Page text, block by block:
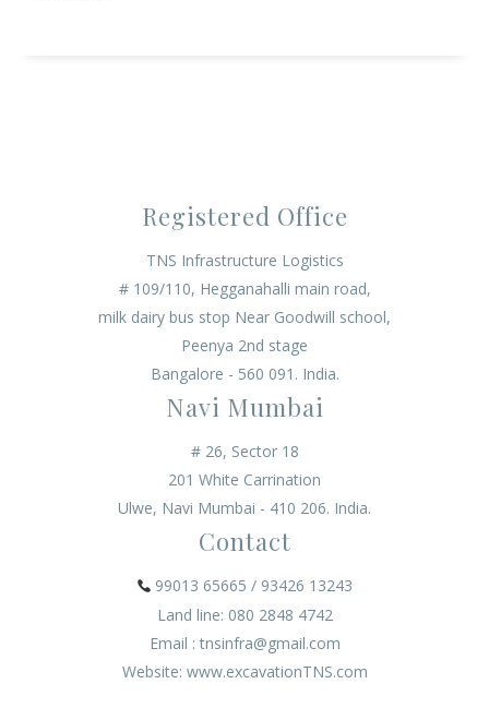
Registered Office
TNS Infrastructure Logistics
# 109/110, Hegganahalli main road,
milk dairy bus stop Near Goodwill school,
Peenya 2nd stage
Bangalore - 560 091. India.
Navi Mumbai
# 26, Sector 18
201 White Carrination
Ulwe, Navi Mumbai - 410 206. India.
Contact
99013 65665 / 93426 13243
Land line: 080 2848 4742
Email : tnsinfra@gmail.com
Website: www.excavationTNS.com